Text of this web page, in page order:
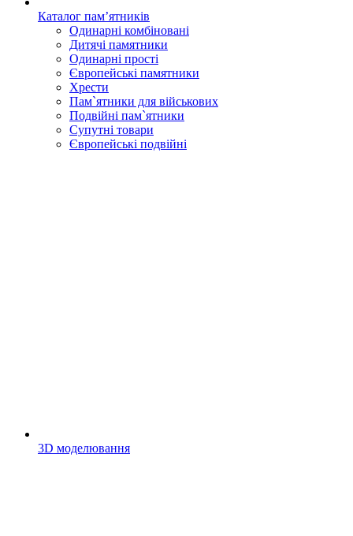
Каталог пам’ятників
Одинарні комбіновані
Дитячі памятники
Одинарні прості
Європейські памятники
Хрести
Пам`ятники для військових
Подвійні пам`ятники
Супутні товари
Європейські подвійні
3D моделювання